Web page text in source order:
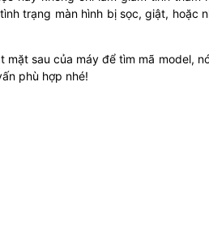
trạng màn hình bị sọc, giật, hoặc
mặt sau của máy để tìm mã model,
phù hợp nhé!